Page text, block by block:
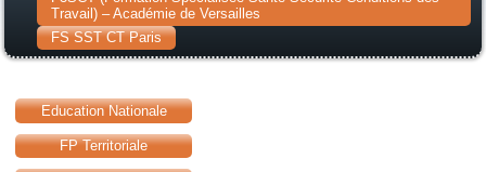
Travail) – Académie de Versailles
FS SST CT Paris
Education Nationale
FP Territoriale